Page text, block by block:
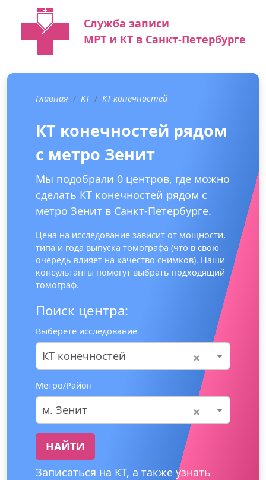
Служба записи
МРТ и КТ в Санкт-Петербурге
Главная КТ КТ конечностей
КТ конечностей рядом
с метро Зенит
Мы подобрали 0 центров, где можно
сделать КТ конечностей рядом с
метро Зенит в Санкт-Петербурге.
Цена на исследование зависит от мощности,
типа и года выпуска томографа (что в свою
очередь влияет на качество снимков). Наши
консультанты помогут выбрать подходящий
томограф.
Поиск центра:
Выберете исследование
×
КТ конечностей
Метро/Район
×
м. Зенит
НАЙТИ
Записаться на КТ, а также узнать